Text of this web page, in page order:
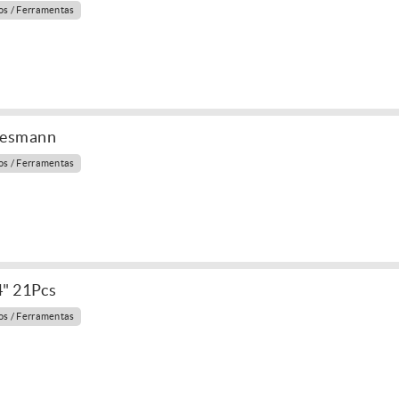
/ Ferramentas
/ Ferramentas
21Pcs
/ Ferramentas